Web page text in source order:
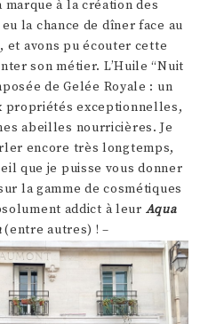
à la création des
la chance de dîner face au
et avons pu écouter cette
son métier. L’Huile “Nuit
de Gelée Royale : un
propriétés exceptionnelles,
abeilles nourricières. Je
encore très longtemps,
que je puisse vous donner
la gamme de cosmétiques
addict à leur Aqua
(entre autres) ! –